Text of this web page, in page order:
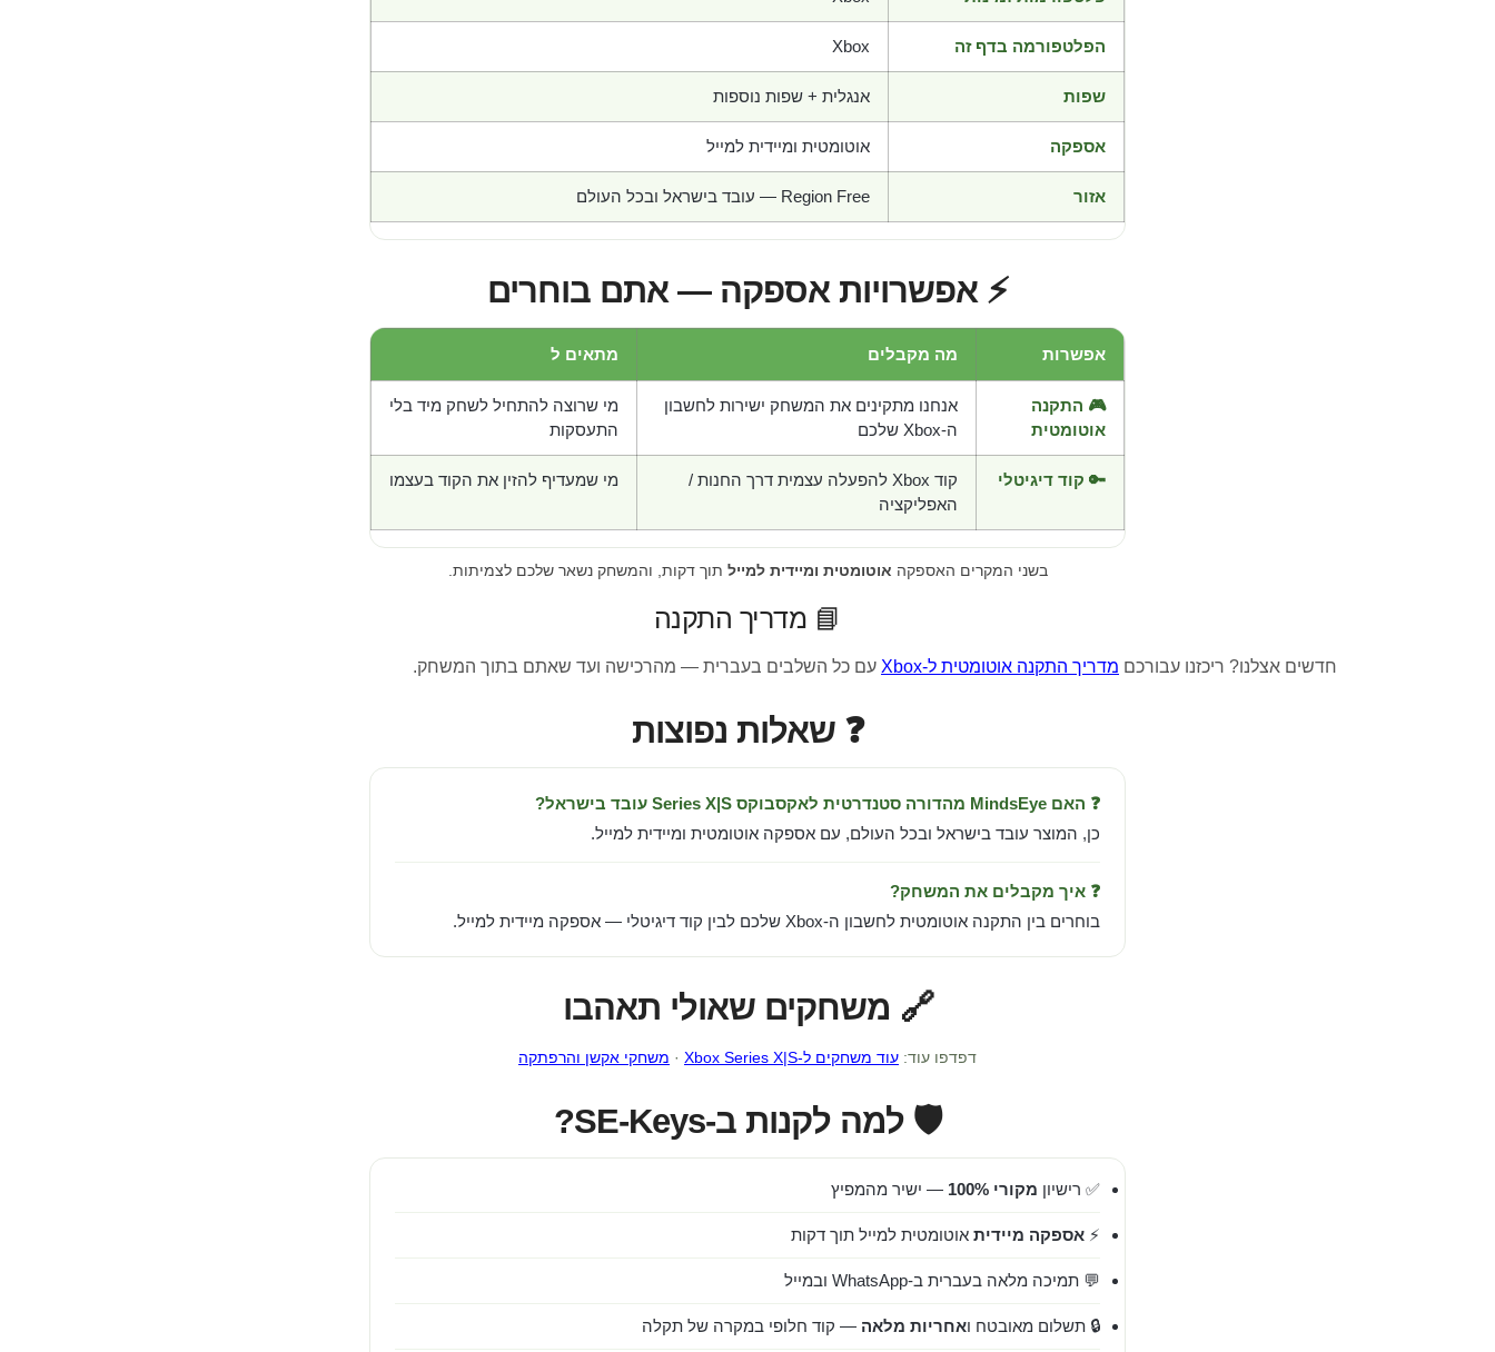
הפלטפורמה בדף זה Xbox
שפות אנגלית + שפות נוספות
אספקה אוטומטית ומיידית למייל
אזור Region Free — עובד בישראל ובכל העולם
⚡ אפשרויות אספקה — אתם בוחרים
אפשרות מה מקבלים מתאים ל
🎮 התקנה
אוטומטית
אנחנו מתקינים את המשחק ישירות לחשבון
ה-Xbox שלכם
מי שרוצה להתחיל לשחק מיד בלי
התעסקות
🔑 קוד דיגיטלי
קוד Xbox להפעלה עצמית דרך החנות /
האפליקציה
מי שמעדיף להזין את הקוד בעצמו
בשני המקרים האספקה אוטומטית ומיידית למייל תוך דקות, והמשחק נשאר שלכם לצמיתות.
📘 מדריך התקנה
חדשים אצלנו? ריכזנו עבורכם מדריך התקנה אוטומטית ל-Xbox עם כל השלבים בעברית — מהרכישה ועד שאתם בתוך המשחק.
❓ שאלות נפוצות
❓ האם MindsEye מהדורה סטנדרטית לאקסבוקס Series X|S עובד בישראל?
כן, המוצר עובד בישראל ובכל העולם, עם אספקה אוטומטית ומיידית למייל.
❓ איך מקבלים את המשחק?
בוחרים בין התקנה אוטומטית לחשבון ה-Xbox שלכם לבין קוד דיגיטלי — אספקה מיידית למייל.
🔗 משחקים שאולי תאהבו
דפדפו עוד: עוד משחקים ל-Xbox Series X|S · משחקי אקשן והרפתקה
🛡️ למה לקנות ב-SE-Keys?
✅ רישיון מקורי 100% — ישיר מהמפיץ
⚡ אספקה מיידית אוטומטית למייל תוך דקות
💬 תמיכה מלאה בעברית ב-WhatsApp ובמייל
🔒 תשלום מאובטח ואחריות מלאה — קוד חלופי במקרה של תקלה